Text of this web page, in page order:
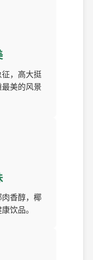
，高大挺
美的风景
香醇，椰
饮品。